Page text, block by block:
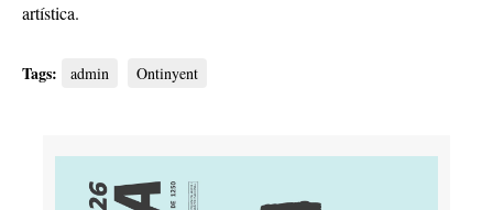
artística.
Tags: admin Ontinyent